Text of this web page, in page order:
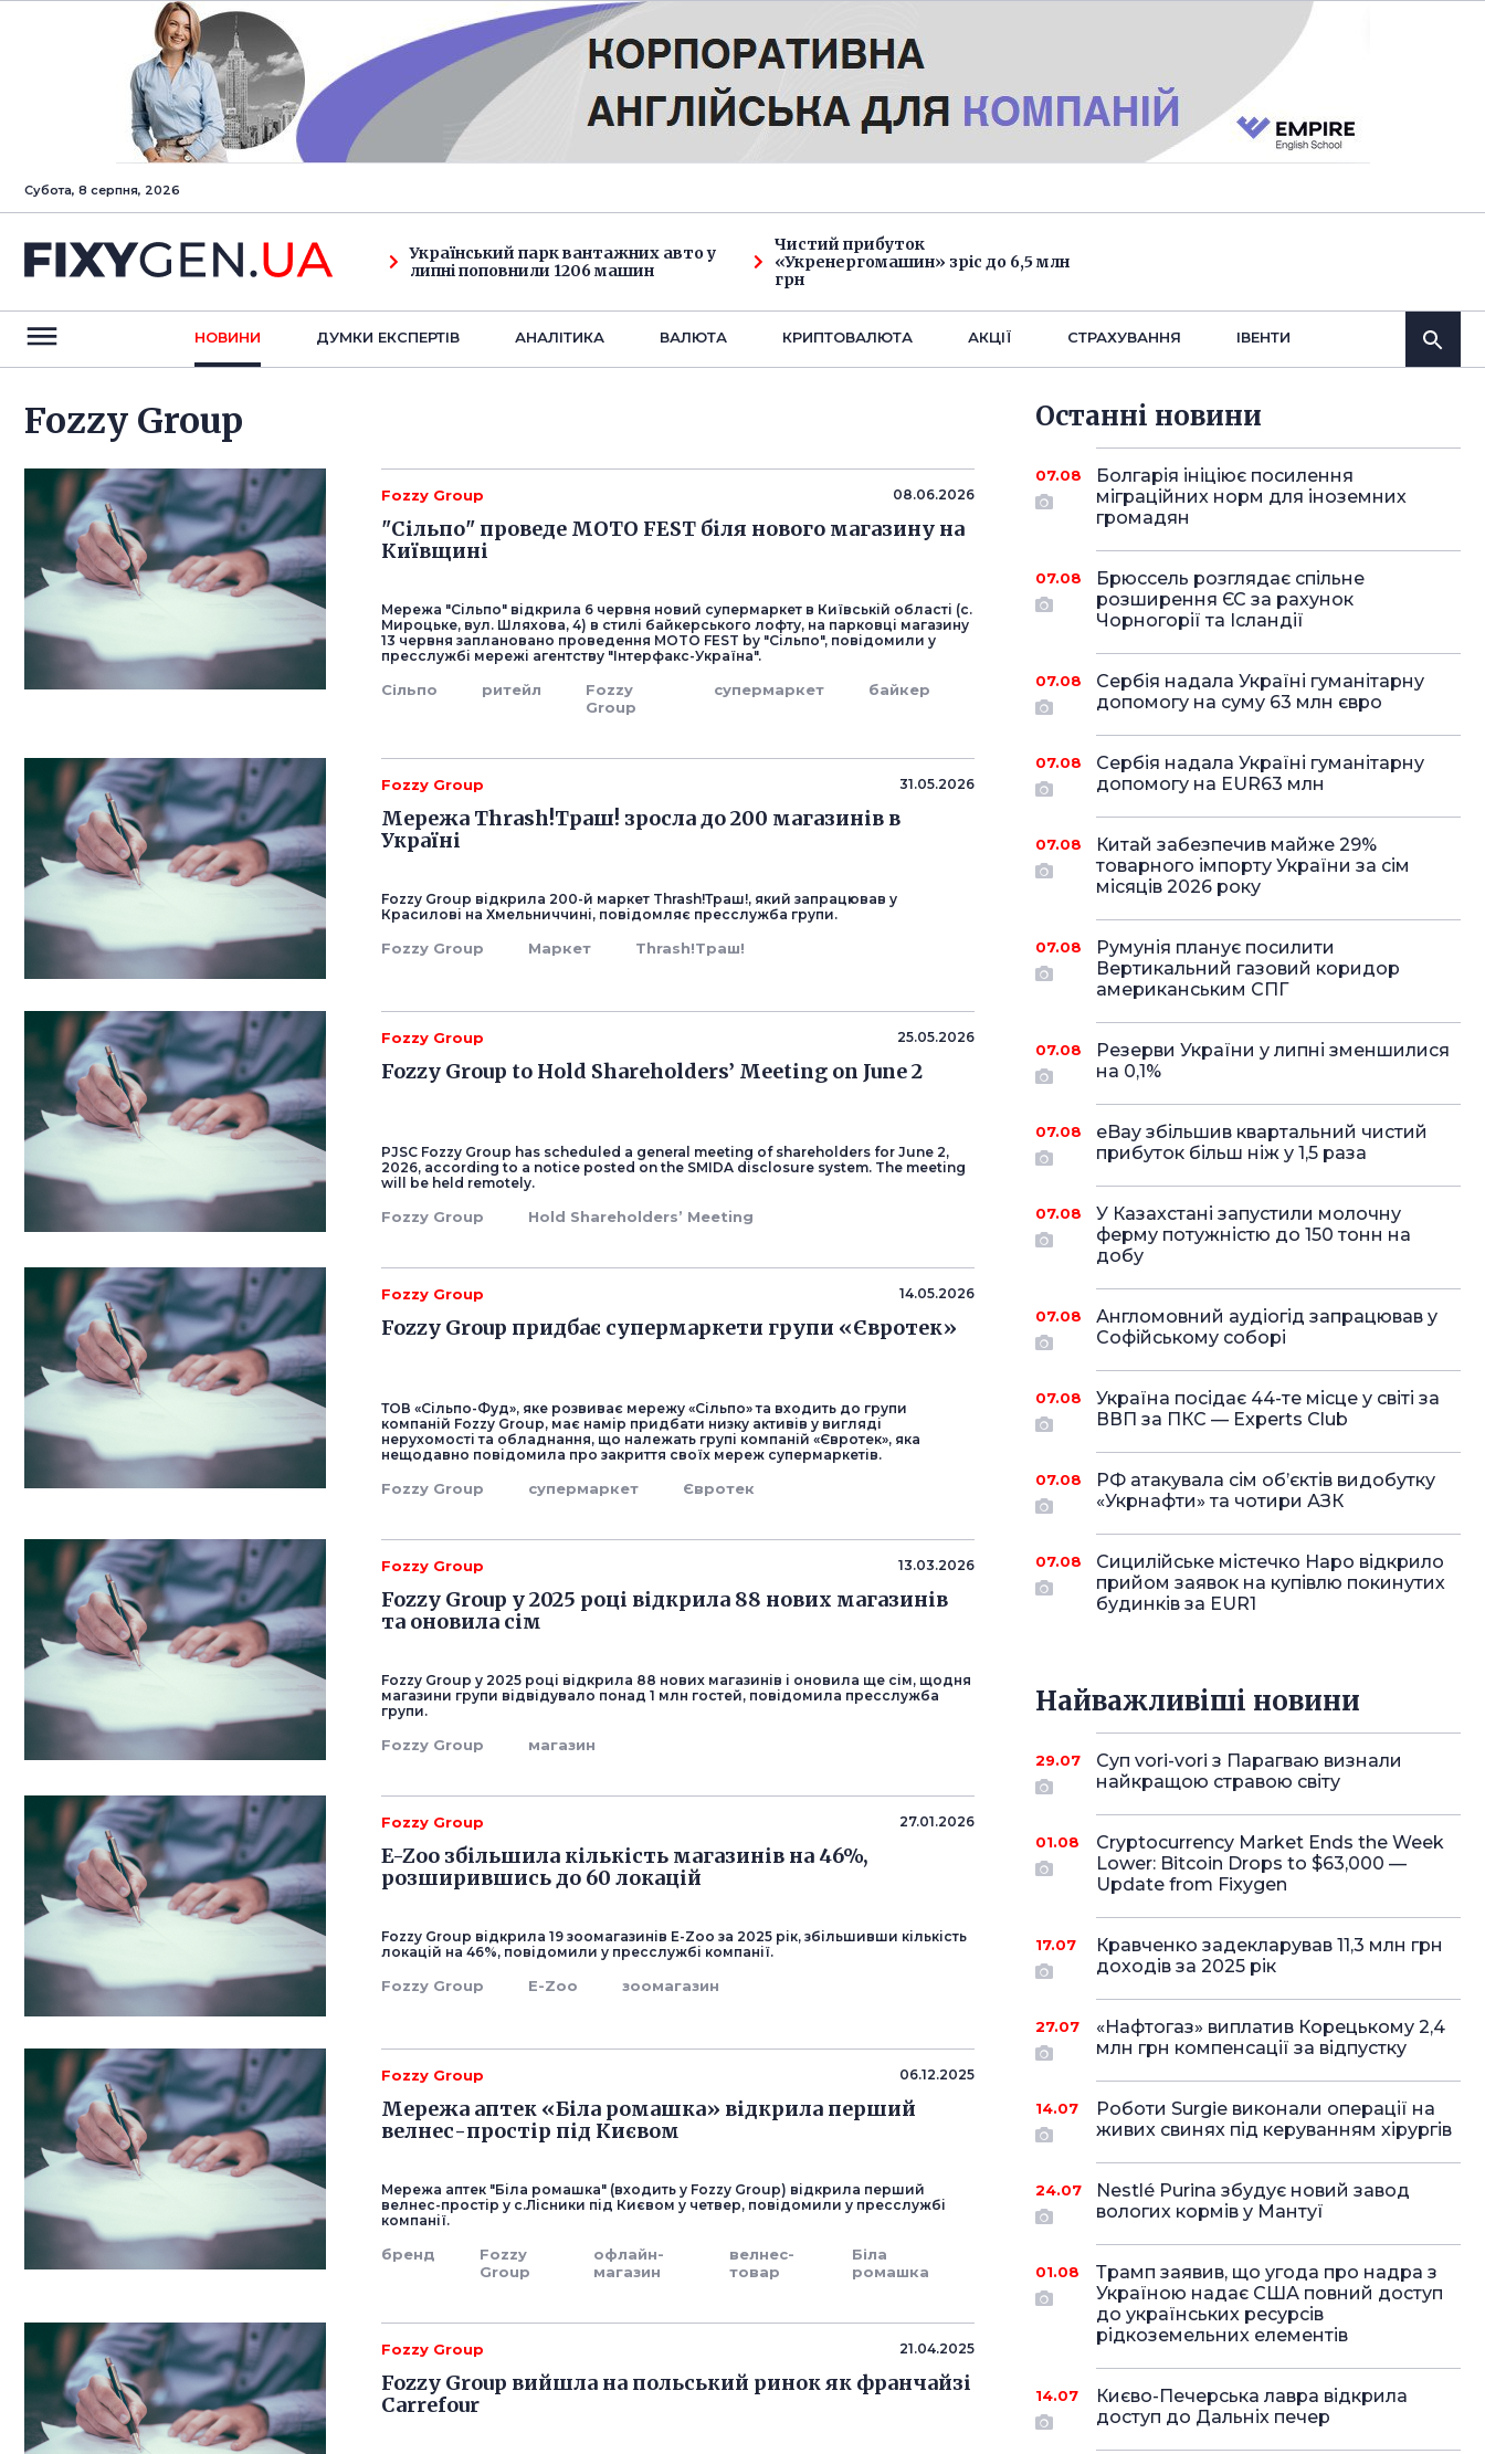
Субота, 8 серпня, 2026
Український парк вантажних авто у
липні поповнили 1206 машин
Чистий прибуток
«Укренергомашин» зріс до 6,5 млн
грн
НОВИНИ ДУМКИ ЕКСПЕРТIВ АНАЛIТИКА ВАЛЮТА КРИПТОВАЛЮТА АКЦІЇ СТРАХУВАННЯ IВЕНТИ
Fozzy Group
Fozzy Group 08.06.2026
"Сільпо" проведе MOTO FEST біля нового магазину на
Київщині
Мережа "Сільпо" відкрила 6 червня новий супермаркет в Київській області (с.
Мироцьке, вул. Шляхова, 4) в стилі байкерського лофту, на парковці магазину
13 червня заплановано проведення MOTO FEST by "Сільпо", повідомили у
пресслужбі мережі агентству "Інтерфакс-Україна".
Сільпо ритейл
Fozzy
Group
супермаркет байкер
Fozzy Group 31.05.2026
Мережа Thrash!Траш! зросла до 200 магазинів в
Україні
Fozzy Group відкрила 200-й маркет Thrash!Траш!, який запрацював у
Красилові на Хмельниччині, повідомляє пресслужба групи.
Fozzy Group Маркет Thrash!Траш!
Fozzy Group 25.05.2026
Fozzy Group to Hold Shareholders’ Meeting on June 2
PJSC Fozzy Group has scheduled a general meeting of shareholders for June 2,
2026, according to a notice posted on the SMIDA disclosure system. The meeting
will be held remotely.
Fozzy Group Hold Shareholders’ Meeting
Fozzy Group 14.05.2026
Fozzy Group придбає супермаркети групи «Євротек»
ТОВ «Сільпо-Фуд», яке розвиває мережу «Сільпо» та входить до групи
компаній Fozzy Group, має намір придбати низку активів у вигляді
нерухомості та обладнання, що належать групі компаній «Євротек», яка
нещодавно повідомила про закриття своїх мереж супермаркетів.
Fozzy Group супермаркет Євротек
Fozzy Group 13.03.2026
Fozzy Group у 2025 році відкрила 88 нових магазинів
та оновила сім
Fozzy Group у 2025 році відкрила 88 нових магазинів і оновила ще сім, щодня
магазини групи відвідувало понад 1 млн гостей, повідомила пресслужба
групи.
Fozzy Group магазин
Fozzy Group 27.01.2026
E-Zoo збільшила кількість магазинів на 46%,
розширившись до 60 локацій
Fozzy Group відкрила 19 зоомагазинів E-Zoo за 2025 рік, збільшивши кількість
локацій на 46%, повідомили у пресслужбі компанії.
Fozzy Group E-Zoo зоомагазин
Fozzy Group 06.12.2025
Мережа аптек «Біла ромашка» відкрила перший
велнес-простір під Києвом
Мережа аптек "Біла ромашка" (входить у Fozzy Group) відкрила перший
велнес-простір у с.Лісники під Києвом у четвер, повідомили у пресслужбі
компанії.
бренд
Fozzy
Group
офлайн-
магазин
велнес-
товар
Біла
ромашка
Fozzy Group 21.04.2025
Fozzy Group вийшла на польський ринок як франчайзі
Carrefour
Останнi новини
07.08
Болгарія ініціює посилення
міграційних норм для іноземних
громадян
07.08
Брюссель розглядає спільне
розширення ЄС за рахунок
Чорногорії та Ісландії
07.08
Сербія надала Україні гуманітарну
допомогу на суму 63 млн євро
07.08
Сербія надала Україні гуманітарну
допомогу на EUR63 млн
07.08
Китай забезпечив майже 29%
товарного імпорту України за сім
місяців 2026 року
07.08
Румунія планує посилити
Вертикальний газовий коридор
американським СПГ
07.08
Резерви України у липні зменшилися
на 0,1%
07.08
eBay збільшив квартальний чистий
прибуток більш ніж у 1,5 раза
07.08
У Казахстані запустили молочну
ферму потужністю до 150 тонн на
добу
07.08
Англомовний аудіогід запрацював у
Софійському соборі
07.08
Україна посідає 44-те місце у світі за
ВВП за ПКС — Experts Club
07.08
РФ атакувала сім об’єктів видобутку
«Укрнафти» та чотири АЗК
07.08
Сицилійське містечко Наро відкрило
прийом заявок на купівлю покинутих
будинків за EUR1
Найважливіші новини
29.07
Суп vori-vori з Парагваю визнали
найкращою стравою світу
01.08
Cryptocurrency Market Ends the Week
Lower: Bitcoin Drops to $63,000 —
Update from Fixygen
17.07
Кравченко задекларував 11,3 млн грн
доходів за 2025 рік
27.07
«Нафтогаз» виплатив Корецькому 2,4
млн грн компенсації за відпустку
14.07
Роботи Surgie виконали операції на
живих свинях під керуванням хірургів
24.07
Nestlé Purina збудує новий завод
вологих кормів у Мантуї
01.08
Трамп заявив, що угода про надра з
Україною надає США повний доступ
до українських ресурсів
рідкоземельних елементів
14.07
Києво-Печерська лавра відкрила
доступ до Дальніх печер